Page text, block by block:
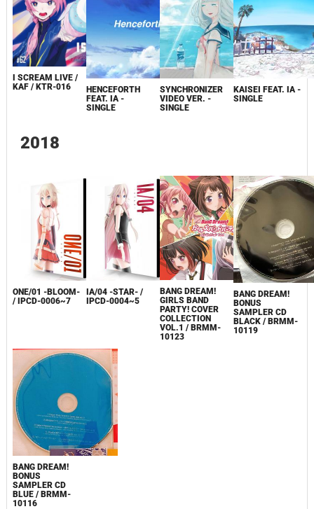
I SCREAM LIVE /
KAF / KTR-016
HENCEFORTH
FEAT. IA -
SINGLE
SYNCHRONIZER
VIDEO VER. -
SINGLE
KAISEI FEAT. IA -
SINGLE
2018
ONE/01 -BLOOM-
/ IPCD-0006~7
IA/04 -STAR- /
IPCD-0004~5
BANG DREAM!
GIRLS BAND
PARTY! COVER
COLLECTION
VOL.1 / BRMM-
10123
BANG DREAM!
BONUS
SAMPLER CD
BLACK / BRMM-
10119
BANG DREAM!
BONUS
SAMPLER CD
BLUE / BRMM-
10116